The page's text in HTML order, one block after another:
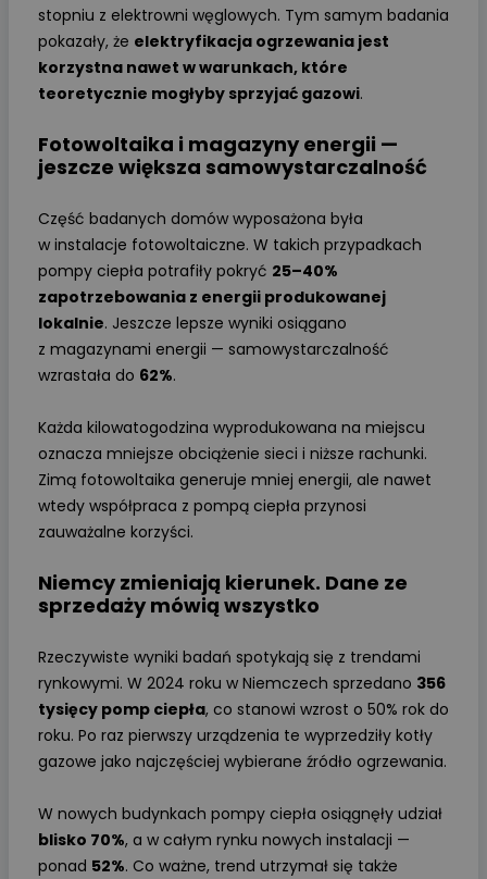
stopniu z elektrowni węglowych. Tym samym badania
pokazały, że elektryfikacja ogrzewania jest
korzystna nawet w warunkach, które
teoretycznie mogłyby sprzyjać gazowi.
Fotowoltaika i magazyny energii —
jeszcze większa samowystarczalność
Część badanych domów wyposażona była
w instalacje fotowoltaiczne. W takich przypadkach
pompy ciepła potrafiły pokryć 25–40%
zapotrzebowania z energii produkowanej
lokalnie. Jeszcze lepsze wyniki osiągano
z magazynami energii — samowystarczalność
wzrastała do 62%.
Każda kilowatogodzina wyprodukowana na miejscu
oznacza mniejsze obciążenie sieci i niższe rachunki.
Zimą fotowoltaika generuje mniej energii, ale nawet
wtedy współpraca z pompą ciepła przynosi
zauważalne korzyści.
Niemcy zmieniają kierunek. Dane ze
sprzedaży mówią wszystko
Rzeczywiste wyniki badań spotykają się z trendami
rynkowymi. W 2024 roku w Niemczech sprzedano 356
tysięcy pomp ciepła, co stanowi wzrost o 50% rok do
roku. Po raz pierwszy urządzenia te wyprzedziły kotły
gazowe jako najczęściej wybierane źródło ogrzewania.
W nowych budynkach pompy ciepła osiągnęły udział
blisko 70%, a w całym rynku nowych instalacji —
ponad 52%. Co ważne, trend utrzymał się także